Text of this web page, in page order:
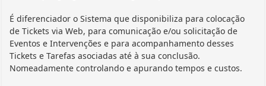
É diferenciador o Sistema que disponibiliza para colocação
de Tickets via Web, para comunicação e/ou solicitação de
Eventos e Intervenções e para acompanhamento desses
Tickets e Tarefas asociadas até à sua conclusão.
Nomeadamente controlando e apurando tempos e custos.